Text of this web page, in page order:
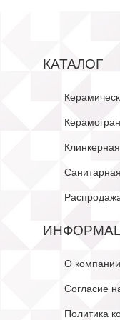
КАТАЛОГ
О компании
Согласие
Политика